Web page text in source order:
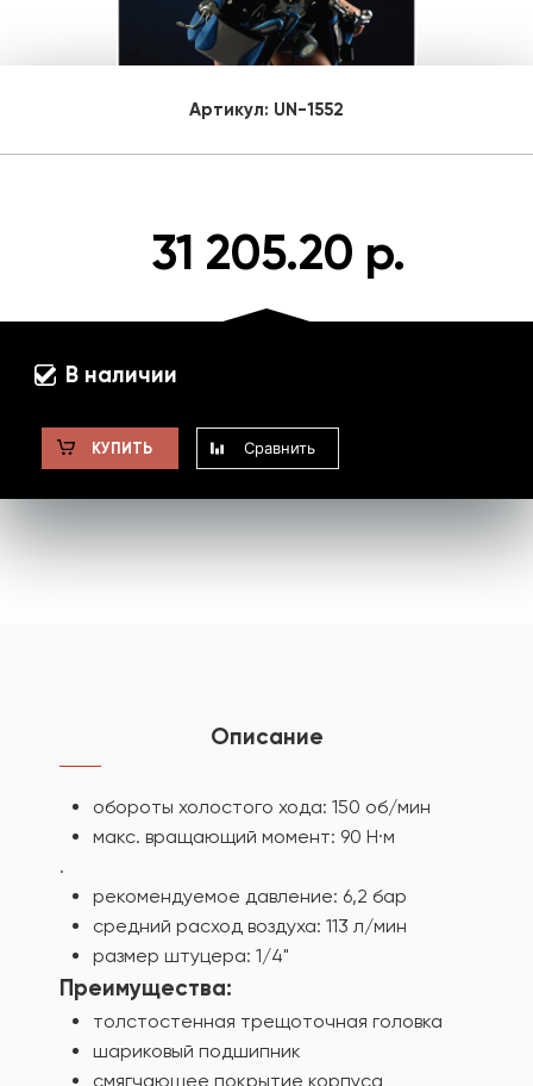
Артикул: UN-1552
31 205.20 р.
В наличии
КУПИТЬ Сравнить
Описание
обороты холостого хода: 150 об/мин
макс. вращающий момент: 90 Н·м
.
рекомендуемое давление: 6,2 бар
средний расход воздуха: 113 л/мин
размер штуцера: 1/4"
Преимущества:
толстостенная трещоточная головка
шариковый подшипник
смягчающее покрытие корпуса